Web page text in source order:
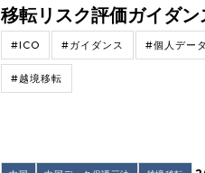
移転リスク評価ガイダン
#ICO #ガイダンス #個人データ
#越境移転